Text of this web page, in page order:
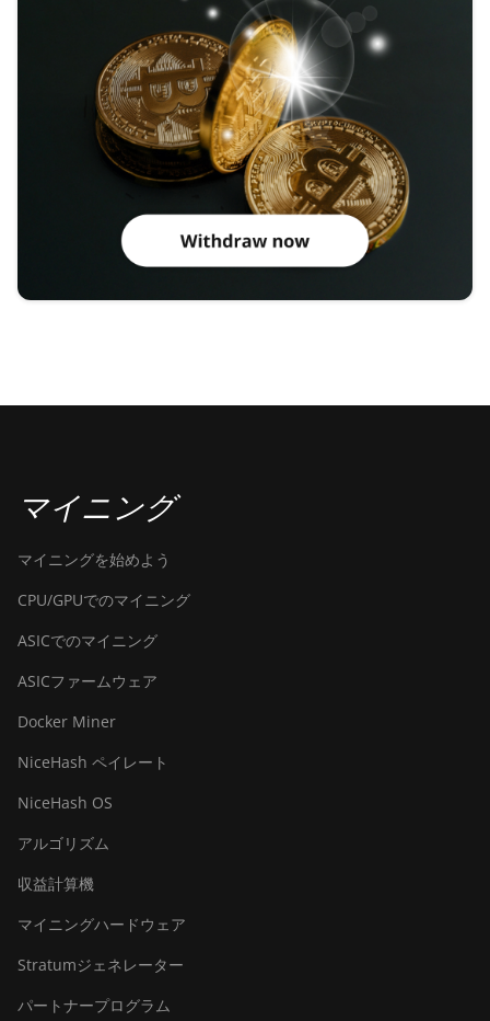
マイニング
マイニングを始めよう
CPU/GPUでのマイニング
ASICでのマイニング
ASICファームウェア
Docker Miner
NiceHash ペイレート
NiceHash OS
アルゴリズム
収益計算機
マイニングハードウェア
Stratumジェネレーター
パートナープログラム